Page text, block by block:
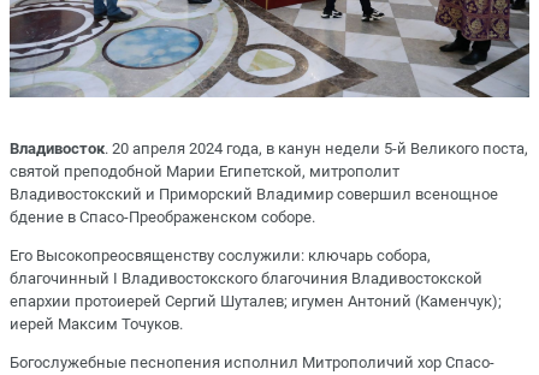
Владивосток. 20 апреля 2024 года, в канун недели 5-й Великого поста,
святой преподобной Марии Египетской, митрополит
Владивостокский и Приморский Владимир совершил всенощное
бдение в Спасо-Преображенском соборе.
Его Высокопреосвященству сослужили: ключарь собора,
благочинный I Владивостокского благочиния Владивостокской
епархии протоиерей Сергий Шуталев; игумен Антоний (Каменчук);
иерей Максим Точуков.
Богослужебные песнопения исполнил Митрополичий хор Спасо-